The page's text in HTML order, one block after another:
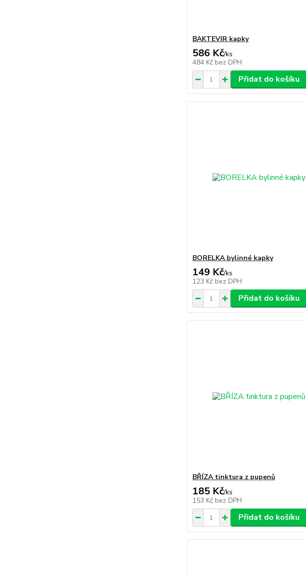
BAKTEVIR kapky
586 Kč/ks
484 Kč bez DPH
Přidat do košíku
BORELKA bylinné kapky
149 Kč/ks
123 Kč bez DPH
Přidat do košíku
BŘÍZA tinktura z pupenů
185 Kč/ks
153 Kč bez DPH
Přidat do košíku